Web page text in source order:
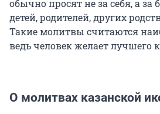
обычно просят не за себя, а за
детей, родителей, других
Такие молитвы считаются
ведь человек желает лучшего
О молитвах казанской